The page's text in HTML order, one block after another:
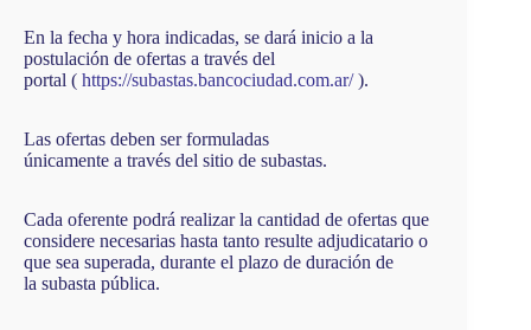
En la fecha y hora indicadas, se dará inicio a la
postulación de ofertas a través del
portal ( https://subastas.bancociudad.com.ar/).
Las ofertas deben ser formuladas
únicamente a través del sitio de subastas.
Cada oferente podrá realizar la cantidad de ofertas que
considere necesarias hasta tanto resulte adjudicatario o
que sea superada, durante el plazo de duración de
la subasta pública.